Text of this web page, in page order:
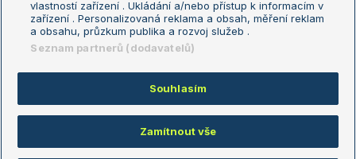
Podmínky užití
Nastavení soukromí
GDPR a žurnalistika
Reklama
Kontakt
Informace o zpracování osobních
údajů
Copyright © 2008-2026 TenisPortal.cz. Využíváme zpravodajství ČTK.
vlastností zařízení . Ukládání a/nebo přístup k informacím v
zařízení . Personalizovaná reklama a obsah, měření reklam
a obsahu, průzkum publika a rozvoj služeb .
Seznam partnerů (dodavatelů)
Souhlasím
Zamítnout vše